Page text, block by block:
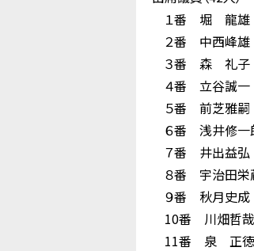
１番 堀 龍雄
２番 中西峰雄
３番 森 礼子
４番 立谷誠一
５番 前芝雅嗣
６番 浅井修一
７番 井出益弘
８番 宇治田栄
９番 秋月史成
10番 川畑哲哉
11番 泉 正徳